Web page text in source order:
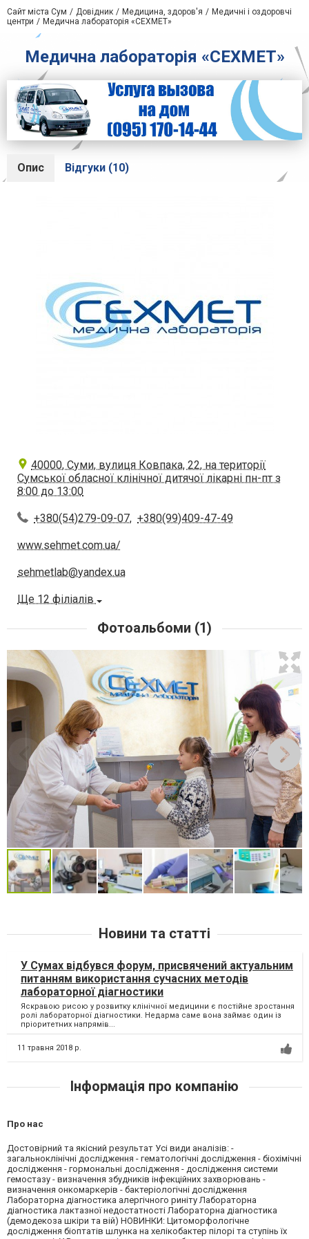
Сайт міста Сум Довідник Медицина, здоров'я
Медичні і оздоровчі
центри
Медична лабораторія «СЕХМЕТ»
Медична лабораторія «СЕХМЕТ»
Опис Відгуки (10)
40000, Суми, вулиця Ковпака, 22, на території
Сумської обласної клінічної дитячої лікарні пн-пт з
8:00 до 13:00
+380(54)279-09-07, +380(99)409-47-49
www.sehmet.com.ua/
sehmetlab@yandex.ua
Ще 12 філіалів
Фотоальбоми (1)
Новини та статті
У Сумах відбувся форум, присвячений актуальним
питанням використання сучасних методів
лабораторної діагностики
Яскравою рисою у розвитку клінічної медицини є постійне зростання
ролі лабораторної діагностики. Недарма саме вона займає один із
пріоритетних напрямів...
11 травня 2018 р.
Інформація про компанію
Про нас
Достовірний та якісний результат Усі види аналізів: -
загальноклінічні дослідження - гематологічні дослідження - біохімічні
дослідження - гормональні дослідження - дослідження системи
гемостазу - визначення збудників інфекційних захворювань -
визначення онкомаркерів - бактеріологічні дослідження
Лабораторна діагностика алергічного риніту Лабораторна
діагностика лактазної недостатності Лабораторна діагностика
(демодекоза шкіри та вій) НОВИНКИ: Цитоморфологічне
дослідження біоптатів шлунка на хелікобактер пілорі та ступінь їх